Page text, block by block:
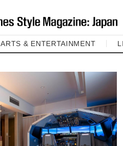
ARTS & ENTERTAINMENT